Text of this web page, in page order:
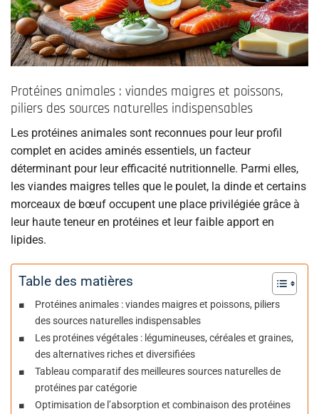
Protéines animales : viandes maigres et poissons,
piliers des sources naturelles indispensables
Les protéines animales sont reconnues pour leur profil
complet en acides aminés essentiels, un facteur
déterminant pour leur efficacité nutritionnelle. Parmi elles,
les viandes maigres telles que le poulet, la dinde et certains
morceaux de bœuf occupent une place privilégiée grâce à
leur haute teneur en protéines et leur faible apport en
lipides.
Table des matières
Protéines animales : viandes maigres et poissons, piliers
des sources naturelles indispensables
Les protéines végétales : légumineuses, céréales et graines,
des alternatives riches et diversifiées
Tableau comparatif des meilleures sources naturelles de
protéines par catégorie
Optimisation de l’absorption et combinaison des protéines